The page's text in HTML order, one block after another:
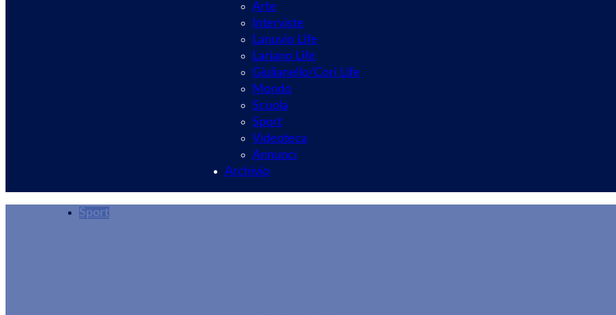
Arte
Interviste
Lanuvio Life
Lariano Life
Giulianello/Cori Life
Mondo
Scuola
Sport
Videoteca
Annunci
Archivio
Sport